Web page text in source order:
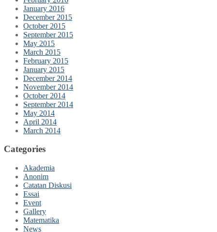
January 2016
December 2015
October 2015
September 2015
May 2015
March 2015
February 2015
January 2015
December 2014
November 2014
October 2014
September 2014
May 2014
April 2014
March 2014
Categories
Akademia
Anonim
Catatan Diskusi
Essai
Event
Gallery
Matematika
News